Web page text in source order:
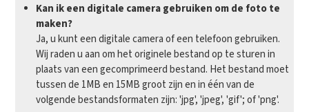
Kan ik een digitale camera gebruiken om de foto te
maken?
Ja, u kunt een digitale camera of een telefoon gebruiken.
Wij raden u aan om het originele bestand op te sturen in
plaats van een gecomprimeerd bestand. Het bestand moet
tussen de 1MB en 15MB groot zijn en in één van de
volgende bestandsformaten zijn: 'jpg', 'jpeg', 'gif'; of 'png'.